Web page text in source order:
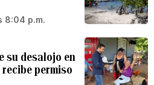
8:04 p.m.
su desalojo en
permiso